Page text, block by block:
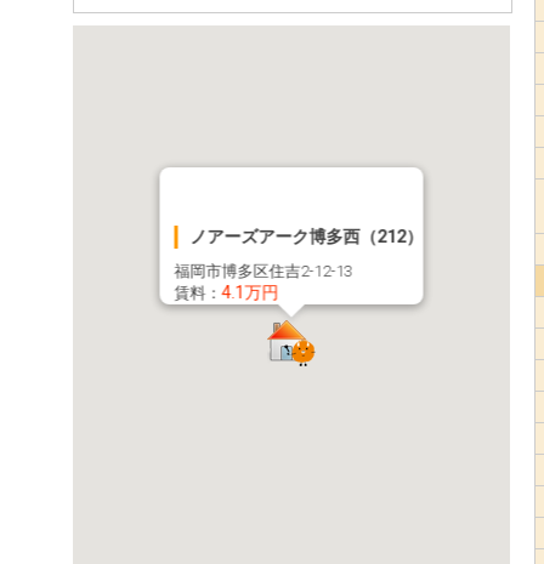
ノアーズアーク博多西（212）
福岡市博多区住吉2-12-13
賃料：4.1万円